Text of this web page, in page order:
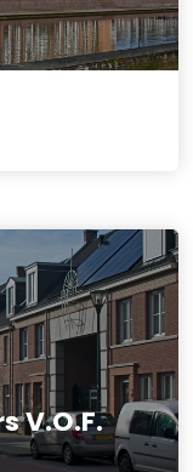
V.O.F.